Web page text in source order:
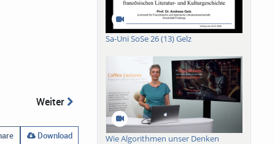
Weiter
Download
Sa-Uni SoSe 26 (13) Gelz
Wie Algorithmen unser Denken